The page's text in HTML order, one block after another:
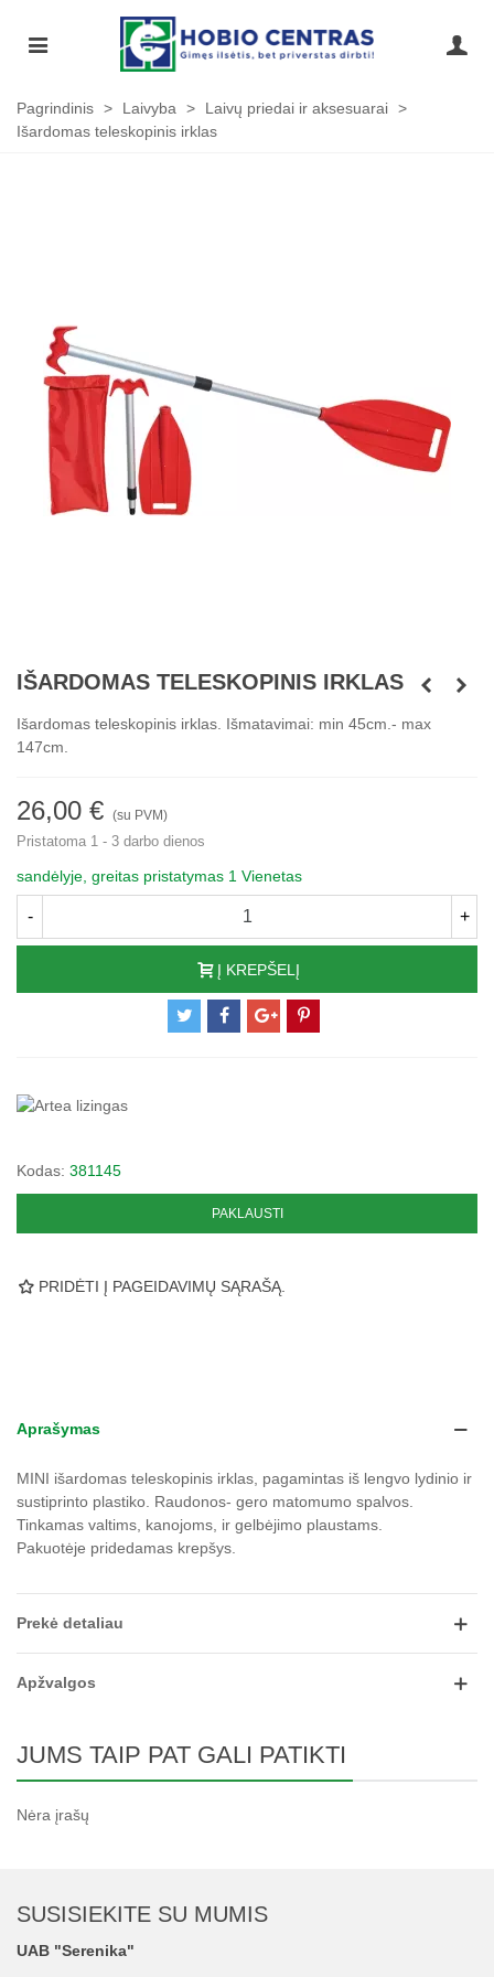
Pagrindinis > Laivyba > Laivų priedai ir aksesuarai >
Išardomas teleskopinis irklas
IŠARDOMAS TELESKOPINIS IRKLAS
Išardomas teleskopinis irklas. Išmatavimai: min 45cm.- max
147cm.
26,00 € (su PVM)
Pristatoma 1 - 3 darbo dienos
sandėlyje, greitas pristatymas 1 Vienetas
- +
Į KREPŠELĮ
Kodas: 381145
PAKLAUSTI
PRIDĖTI Į PAGEIDAVIMŲ SĄRAŠĄ.
Aprašymas
MINI išardomas teleskopinis irklas, pagamintas iš lengvo lydinio ir
sustiprinto plastiko. Raudonos- gero matomumo spalvos.
Tinkamas valtims, kanojoms, ir gelbėjimo plaustams.
Pakuotėje pridedamas krepšys.
Prekė detaliau
Apžvalgos
JUMS TAIP PAT GALI PATIKTI
Nėra įrašų
SUSISIEKITE SU MUMIS
UAB "Serenika"